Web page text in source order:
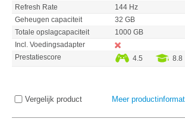
Refresh Rate
144 Hz
Geheugen capaciteit
32 GB
Totale opslagcapaciteit
1000 GB
Incl. Voedingsadapter
Prestatiescore
4.5 8.8
Vergelijk product Meer